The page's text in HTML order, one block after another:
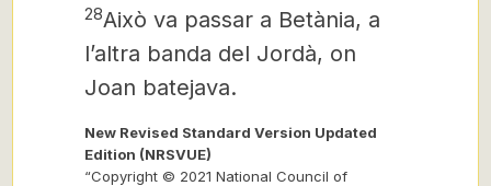
28Això va passar a Betània, a
l’altra banda del Jordà, on
Joan batejava.
New Revised Standard Version Updated
Edition (NRSVUE)
“Copyright © 2021 National Council of